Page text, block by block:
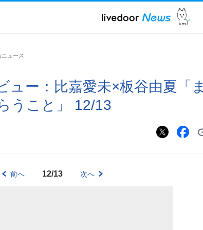
ュース
ュー：比嘉愛未×板谷由夏「ま
うこと」 12/13
前へ 12/13 次へ